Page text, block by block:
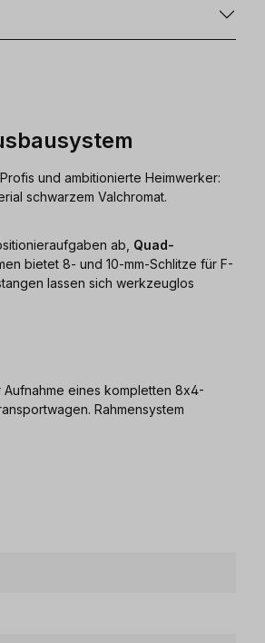
und ambitionierte Heimwerker:
schwarzem Valchromat.
ab, Quad-
bietet 8- und 10-mm-Schlitze für F-
lassen sich werkzeuglos
Aufnahme eines kompletten 8x4-
Rahmensystem